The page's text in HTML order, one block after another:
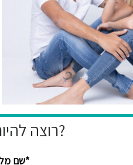
רוצה להיות הראשון לקבל את המבצעים הייחודיים שלנו?
שם מלא*